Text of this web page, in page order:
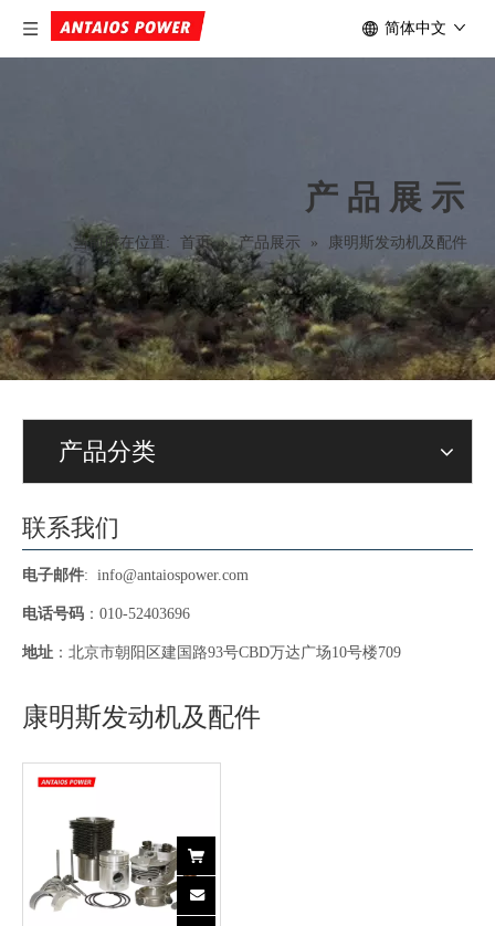
简体中文
产品展示
当前所在位置: 首页 » 产品展示 » 康明斯发动机及配件
产品分类
联系我们
电子邮件: info@antaiospower.com
电话号码 ：010-52403696
地址 ：北京市朝阳区建国路93号CBD万达广场10号楼709
康明斯发动机及配件